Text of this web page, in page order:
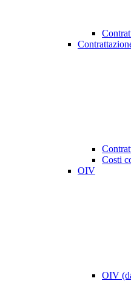
Costi
OIV
OIV